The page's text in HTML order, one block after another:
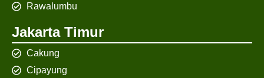
Rawalumbu
Jakarta Timur
Cakung
Cipayung